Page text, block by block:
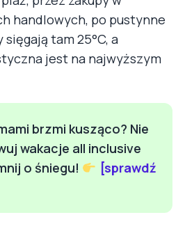
handlowych, po pustynne
tam 25°C, a
jest na najwyższym
brzmi kusząco? Nie
wakacje all inclusive
o śniegu!
[sprawdź